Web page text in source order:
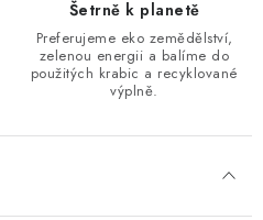
Šetrně k planetě
Preferujeme eko zemědělství,
zelenou energii a balíme do
použitých krabic a recyklované
výplně.